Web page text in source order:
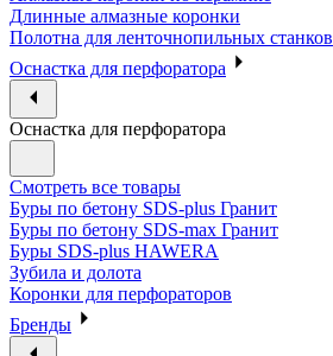
Длинные алмазные коронки
Полотна для ленточнопильных станков
Оснастка для перфоратора
Оснастка для перфоратора
Смотреть все товары
Буры по бетону SDS-plus Гранит
Буры по бетону SDS-max Гранит
Буры SDS-plus HAWERA
Зубила и долота
Коронки для перфораторов
Бренды